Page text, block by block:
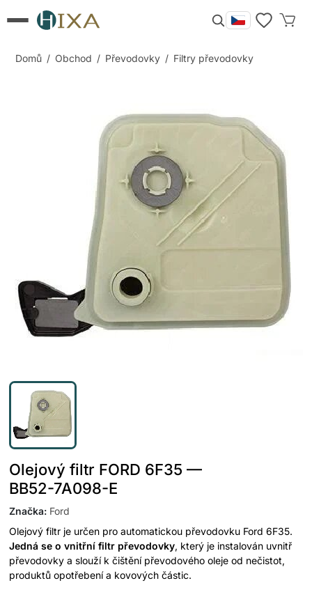
Domů / Obchod / Převodovky / Filtry převodovky
Olejový filtr FORD 6F35 —
BB52-7A098-E
Značka: Ford
Olejový filtr je určen pro automatickou převodovku Ford 6F35.
Jedná se o vnitřní filtr převodovky, který je instalován uvnitř
převodovky a slouží k čištění převodového oleje od nečistot,
produktů opotřebení a kovových částic.